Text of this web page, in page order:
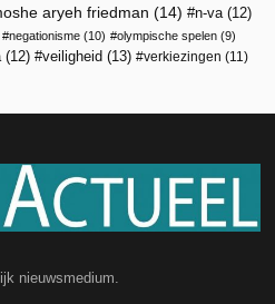
aryeh friedman (14) n-va(12)
negationisme (10) olympische spelen (9)
(12) veiligheid (13) verkiezingen (11)
nieuwsmedium.